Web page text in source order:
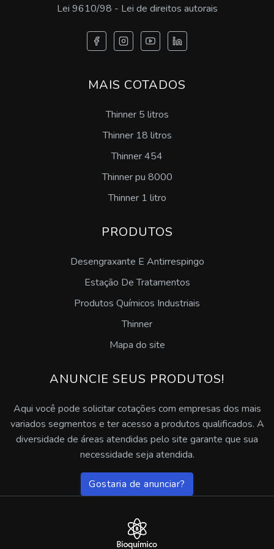
Desmoldante para zamac preço
Desmoldante pintável sp
Emulsão de silicone desmoldante preço
Comprar emulsão de silicone
Desengraxante concentrado
Desengraxante ativado
Desengraxante para as mãos
Desengraxante neutro
Pasta desengraxante para mãos
Desengraxante multiuso
Desengraxante decapante e fosfatizante
Desengraxante alcalino para pisos
Desengraxante alcalino ação rápida
Desengraxante para lavadoras automáticas
Fluido de corte solúvel para usinagem
Lei 9610/98 - Lei de direitos autorais
MAIS COTADOS
Thinner 5 litros
Thinner 18 litros
Thinner 454
Thinner pu 8000
Thinner 1 litro
PRODUTOS
Desengraxante E Antirrespingo
Estação De Tratamentos
Produtos Químicos Industriais
Thinner
Mapa do site
ANUNCIE SEUS PRODUTOS!
Aqui você pode solicitar cotações com empresas dos mais
variados segmentos e ter acesso a produtos qualificados. A
diversidade de áreas atendidas pelo site garante que sua
necessidade seja atendida.
Gostaria de anunciar?